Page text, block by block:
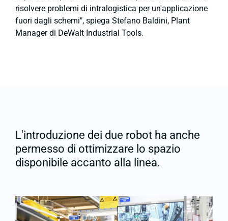
risolvere problemi di intralogistica per un'applicazione
fuori dagli schemi", spiega Stefano Baldini, Plant
Manager di DeWalt Industrial Tools.
L'introduzione dei due robot ha anche
permesso di ottimizzare lo spazio
disponibile accanto alla linea.